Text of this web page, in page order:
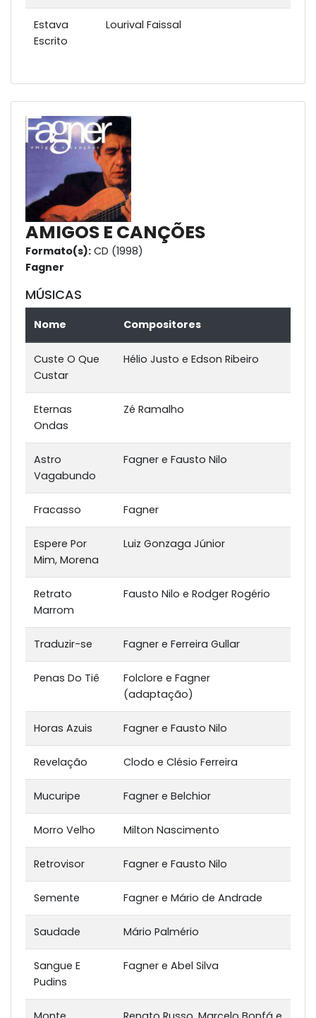
Estava
Escrito
Lourival Faissal
AMIGOS E CANÇÕES
Formato(s): CD (1998)
Fagner
MÚSICAS
Nome Compositores
Custe O Que
Custar
Hélio Justo e Edson Ribeiro
Eternas
Ondas
Zé Ramalho
Astro
Vagabundo
Fagner e Fausto Nilo
Fracasso Fagner
Espere Por
Mim, Morena
Luiz Gonzaga Júnior
Retrato
Marrom
Fausto Nilo e Rodger Rogério
Traduzir-se Fagner e Ferreira Gullar
Penas Do Tiê
Folclore e Fagner
(adaptação)
Horas Azuis Fagner e Fausto Nilo
Revelação Clodo e Clésio Ferreira
Mucuripe Fagner e Belchior
Morro Velho Milton Nascimento
Retrovisor Fagner e Fausto Nilo
Semente Fagner e Mário de Andrade
Saudade Mário Palmério
Sangue E
Pudins
Fagner e Abel Silva